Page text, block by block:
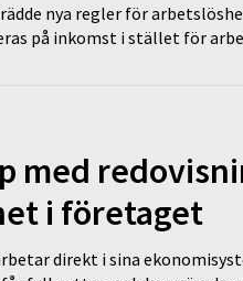
nya regler för
på inkomst i stället för
med
i företaget
direkt i sina